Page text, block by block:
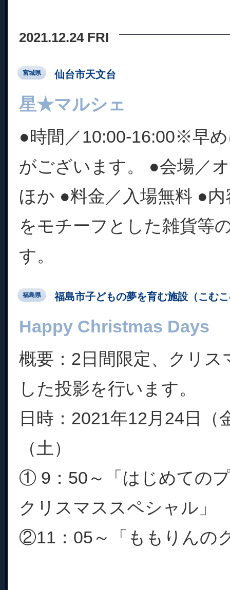
2021.12.24 FRI
宮城県 仙台市天文台
星★マルシェ
●時間／10:00-16:00※早
がございます。 ●会場／
ほか ●料金／入場無料 ●
をモチーフとした雑貨等
す。
福島県 福島市子どもの夢を育む施設（こむ
Happy Christmas Days
概要：2日間限定、クリ
した投影を行います。
日時：2021年12月24日（
（土）
① 9：50～「はじめての
クリスマススペシャル」
②11：05～「ももりんの